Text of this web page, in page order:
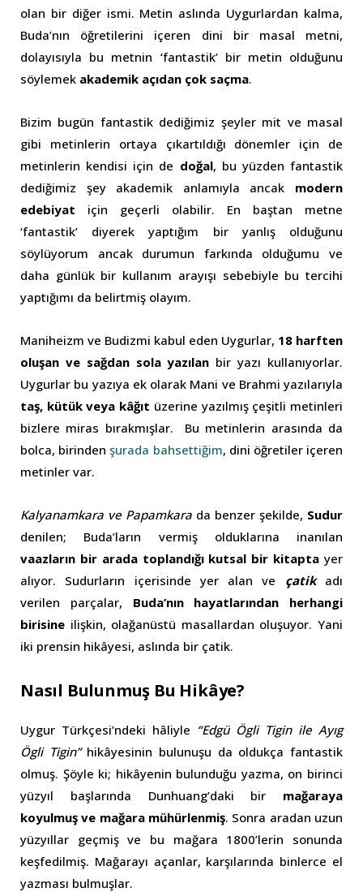
olan bir diğer ismi. Metin aslında Uygurlardan kalma,
Buda’nın öğretilerini içeren dini bir masal metni,
dolayısıyla bu metnin ‘fantastik’ bir metin olduğunu
söylemek akademik açıdan çok saçma.
Bizim bugün fantastik dediğimiz şeyler mit ve masal
gibi metinlerin ortaya çıkartıldığı dönemler için de
metinlerin kendisi için de doğal, bu yüzden fantastik
dediğimiz şey akademik anlamıyla ancak modern
edebiyat için geçerli olabilir. En baştan metne
‘fantastik’ diyerek yaptığım bir yanlış olduğunu
söylüyorum ancak durumun farkında olduğumu ve
daha günlük bir kullanım arayışı sebebiyle bu tercihi
yaptığımı da belirtmiş olayım.
Maniheizm ve Budizmi kabul eden Uygurlar, 18 harften
oluşan ve sağdan sola yazılan bir yazı kullanıyorlar.
Uygurlar bu yazıya ek olarak Mani ve Brahmi yazılarıyla
taş, kütük veya kâğıt üzerine yazılmış çeşitli metinleri
bizlere miras bırakmışlar. Bu metinlerin arasında da
bolca, birindenşurada bahsettiğim, dini öğretiler içeren
metinler var.
Kalyanamkara ve Papamkara da benzer şekilde, Sudur
denilen; Buda’ların vermiş olduklarına inanılan
vaazların bir arada toplandığı kutsal bir kitapta yer
alıyor. Sudurların içerisinde yer alan ve çatik adı
verilen parçalar, Buda’nın hayatlarından herhangi
birisine ilişkin, olağanüstü masallardan oluşuyor. Yani
iki prensin hikâyesi, aslında bir çatik.
Nasıl Bulunmuş Bu Hikâye?
Uygur Türkçesi’ndeki hâliyle “Edgü Ögli Tigin ile Ayıg
Ögli Tigin”hikâyesinin bulunuşu da oldukça fantastik
olmuş. Şöyle ki; hikâyenin bulunduğu yazma, on birinci
yüzyıl başlarında Dunhuang’daki bir mağaraya
koyulmuş ve mağara mühürlenmiş. Sonra aradan uzun
yüzyıllar geçmiş ve bu mağara 1800’lerin sonunda
keşfedilmiş. Mağarayı açanlar, karşılarında binlerce el
yazması bulmuşlar.